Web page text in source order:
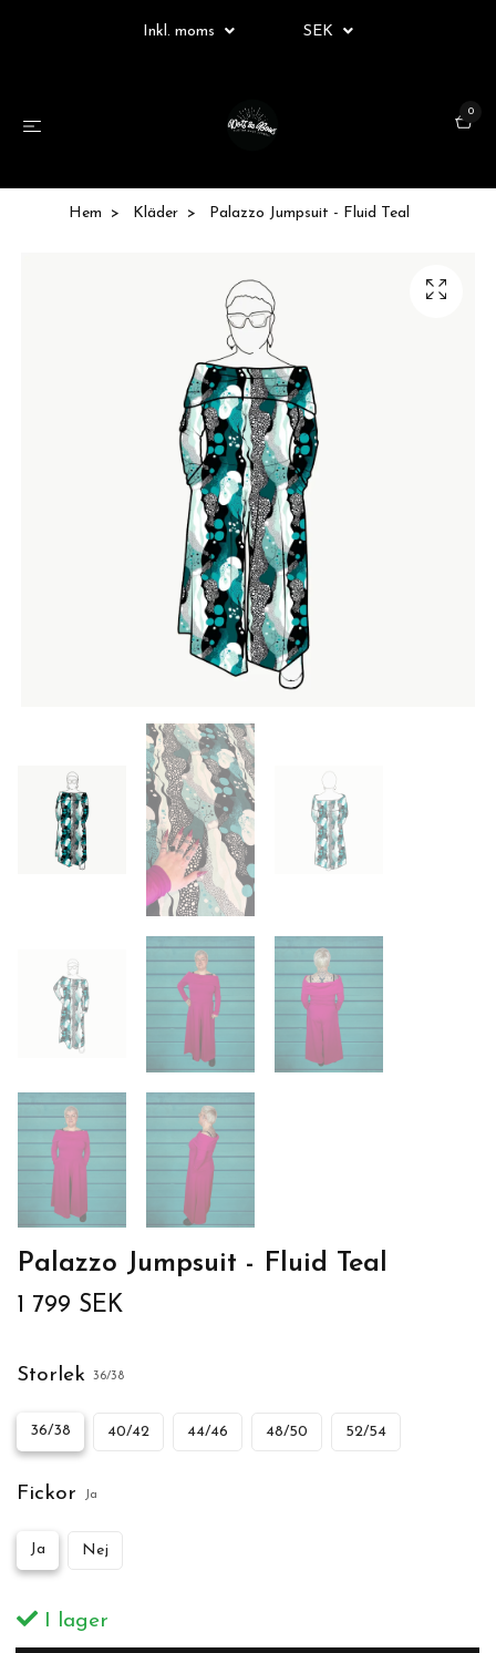
Inkl. moms SEK
0
Hem Kläder Palazzo Jumpsuit - Fluid Teal
Palazzo Jumpsuit - Fluid Teal
1 799 SEK
Storlek 36/38
36/38 40/42 44/46 48/50 52/54
Fickor Ja
Ja Nej
I lager